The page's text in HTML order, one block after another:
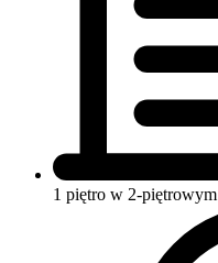
1 piętro w 2-